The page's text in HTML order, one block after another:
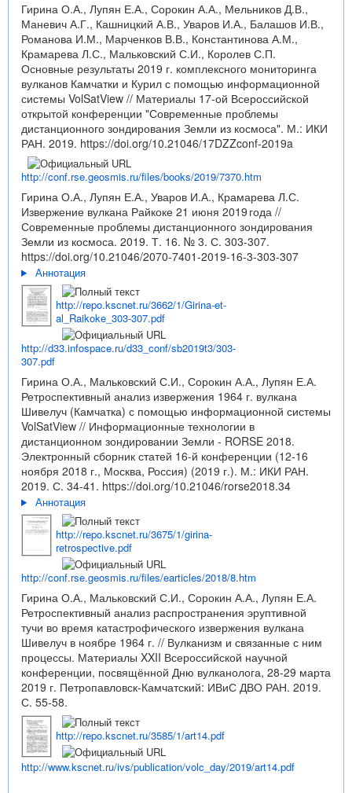
Гирина О.А., Лупян Е.А., Сорокин А.А., Мельников Д.В.,
Маневич А.Г., Кашницкий А.В., Уваров И.А., Балашов И.В.,
Романова И.М., Марченков В.В., Константинова А.М.,
Крамарева Л.С., Мальковский С.И., Королев С.П.
Основные результаты 2019 г. комплексного мониторинга
вулканов Камчатки и Курил с помощью информационной
системы VolSatView // Материалы 17-ой Всероссийской
открытой конференции "Современные проблемы
дистанционного зондирования Земли из космоса". М.: ИКИ
РАН. 2019. https://doi.org/10.21046/17DZZconf-2019a
http://conf.rse.geosmis.ru/files/books/2019/7370.htm
Гирина О.А., Лупян Е.А., Уваров И.А., Крамарева Л.С.
Извержение вулкана Райкоке 21 июня 2019 года //
Современные проблемы дистанционного зондирования
Земли из космоса. 2019. Т. 16. № 3. С. 303-307.
https://doi.org/10.21046/2070-7401-2019-16-3-303-307
Аннотация
http://repo.kscnet.ru/3662/1/Girina-et-
al_Raikoke_303-307.pdf
http://d33.infospace.ru/d33_conf/sb2019t3/303-
307.pdf
Гирина О.А., Мальковский С.И., Сорокин А.А., Лупян Е.А.
Ретроспективный анализ извержения 1964 г. вулкана
Шивелуч (Камчатка) с помощью информационной системы
VolSatView // Информационные технологии в
дистанционном зондировании Земли - RORSE 2018.
Электронный сборник статей 16-й конференции (12-16
ноября 2018 г., Москва, Россия) (2019 г.). М.: ИКИ РАН.
2019. С. 34-41. https://doi.org/10.21046/rorse2018.34
Аннотация
http://repo.kscnet.ru/3675/1/girina-
retrospective.pdf
http://conf.rse.geosmis.ru/files/earticles/2018/8.htm
Гирина О.А., Мальковский С.И., Сорокин А.А., Лупян Е.А.
Ретроспективный анализ распространения эруптивной
тучи во время катастрофического извержения вулкана
Шивелуч в ноябре 1964 г. // Вулканизм и связанные с ним
процессы. Материалы XXII Всероссийской научной
конференции, посвящённой Дню вулканолога, 28-29 марта
2019 г. Петропавловск-Камчатский: ИВиС ДВО РАН. 2019.
С. 55-58.
http://repo.kscnet.ru/3585/1/art14.pdf
http://www.kscnet.ru/ivs/publication/volc_day/2019/art14.pdf